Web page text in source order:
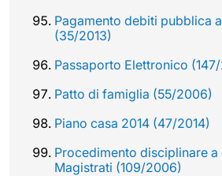
Pagamento debiti pubblica
(35/2013)
Passaporto Elettronico
Patto di famiglia (55/2006)
Piano casa 2014 (47/2014)
Procedimento disciplinare
Magistrati (109/2006)